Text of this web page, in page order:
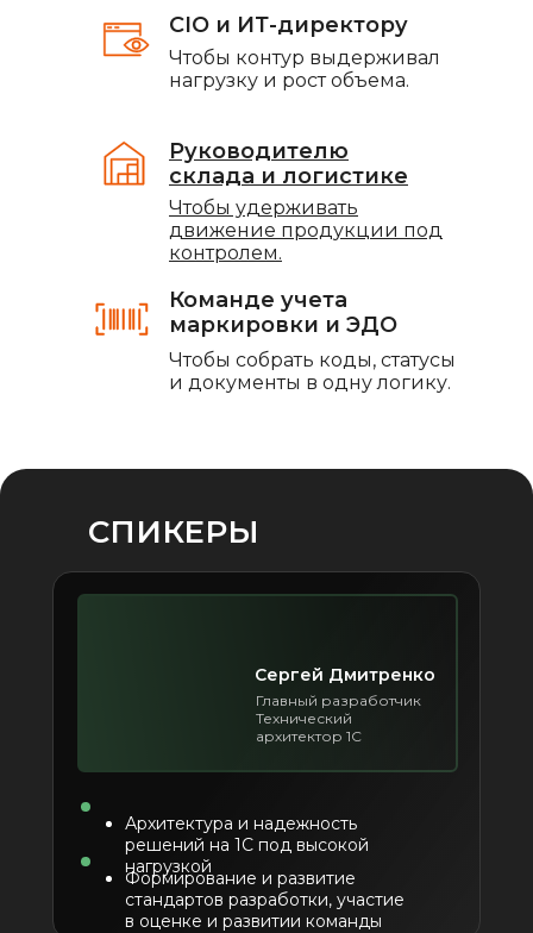
Чтобы контур выдерживал
нагрузку и рост объема.
CIO и ИТ-директору
Руководителю
склада и логистике
Чтобы удерживать
движение продукции под
контролем.
Чтобы собрать коды, статусы
и документы в одну логику.
Команде учета
маркировки и ЭДО
СПИКЕРЫ
Формирование и развитие
стандартов разработки, участие
в оценке и развитии команды
Архитектура и надежность
решений на 1С под высокой
нагрузкой
Сергей Дмитренко
Главный разработчик
Технический
архитектор 1С